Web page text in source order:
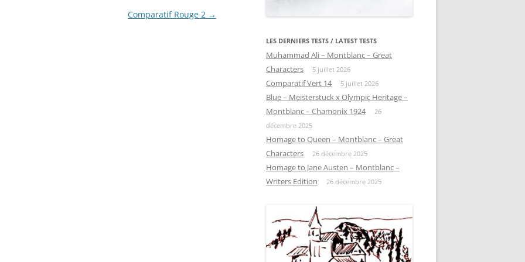
L’ARTISAN PASTELLIER –
Comparatif Rouge 2 →
LES DERNIERS TESTS / LATEST TESTS
Muhammad Ali – Montblanc – Great
Characters
5 juillet 2026
Comparatif Vert 14 5 juillet 2026
Blue – Meisterstuck x Olympic Heritage –
Montblanc – Chamonix 1924
26
décembre 2025
Homage to Queen – Montblanc – Great
Characters
26 décembre 2025
Homage to Jane Austen – Montblanc –
Writers Edition
26 décembre 2025